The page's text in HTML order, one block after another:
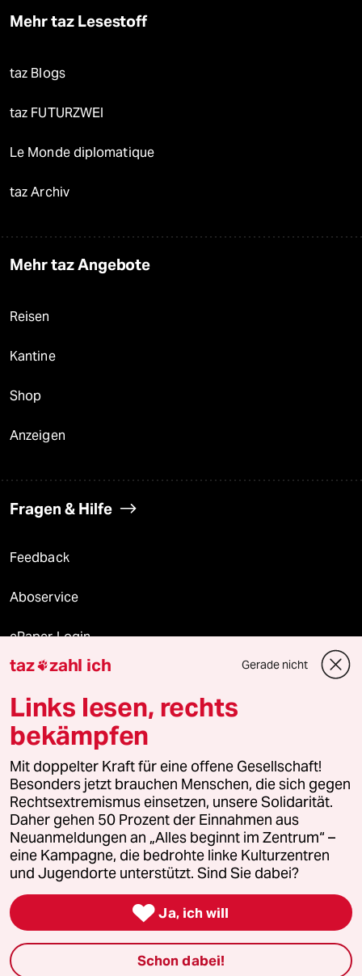
Mehr taz Lesestoff
taz Blogs
taz FUTURZWEI
Le Monde diplomatique
taz Archiv
Mehr taz Angebote
Reisen
Kantine
Shop
Anzeigen
Fragen & Hilfe
Feedback
Aboservice
ePaper Login
Downloads für Abonnierende
© 2026 taz Verlags und Vertriebs GmbH
Alle Rechte vorbehalten. Bei rechtlichen Fragen oder für Genehmigungen
wenden Sie sich bitte an lizenzen@taz.de
Feedback Redaktionsstatut Kommune-Richtlinien
Leitlinie Informant Datenschutz Impressum AGB
Seitenwende Einwilligungen widerrufen (Ads)
taz zahl ich Gerade nicht
Links lesen, rechts
bekämpfen
Mit doppelter Kraft für eine offene Gesellschaft!
Besonders jetzt brauchen Menschen, die sich gegen
Rechtsextremismus einsetzen, unsere Solidarität.
Daher gehen 50 Prozent der Einnahmen aus
Neuanmeldungen an „Alles beginnt im Zentrum“ –
eine Kampagne, die bedrohte linke Kulturzentren
und Jugendorte unterstützt. Sind Sie dabei?
 Ja, ich will
Schon dabei!